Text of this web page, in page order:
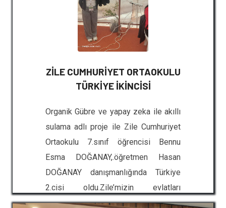
Diyetisyeni Elif Nur Kalpak tarafından
gerçekleştirilen “Sağlıklı Beslenme,
Doğru Beslenme Bilinci ve Sağlıklı
Yaşam Alışkanlıkları” konulu sunumda,
gençlerin akademik başarı ve yaşam
kalitesi üzerinde beslenmenin kritik
sürdürülebilir beslenme alışkanlıkları
ve doğru bilinen yanlışlar üzerine
değerli bilgileri öğrencilerle
paylaştı.Sonra Hareket: Bahçede
Fitness ve Dans KeyfiTeorik eğitimin
ardından etkinliğin ikinci aşaması Zile
MYO bahçesinde gerçekleştirildi. Zile
ZİLE CUMHURİYET ORTAOKULU
TÜRKİYE İKİNCİSİ
Organik Gübre ve yapay zeka ile akıllı
sulama adlı proje ile Zile Cumhuriyet
Ortaokulu 7.sınıf öğrencisi Bennu
Esma DOĞANAY,.öğretmen Hasan
DOĞANAY danışmanlığında Türkiye
2.cisi oldu.Zile’mizin evlatları
üretmeye, gelişmeye ve bizleri